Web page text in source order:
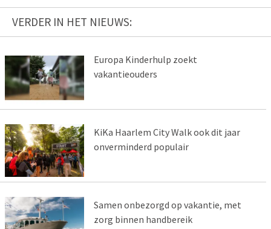
VERDER IN HET NIEUWS:
Europa Kinderhulp zoekt
vakantieouders
KiKa Haarlem City Walk ook dit jaar
onverminderd populair
Samen onbezorgd op vakantie, met
zorg binnen handbereik